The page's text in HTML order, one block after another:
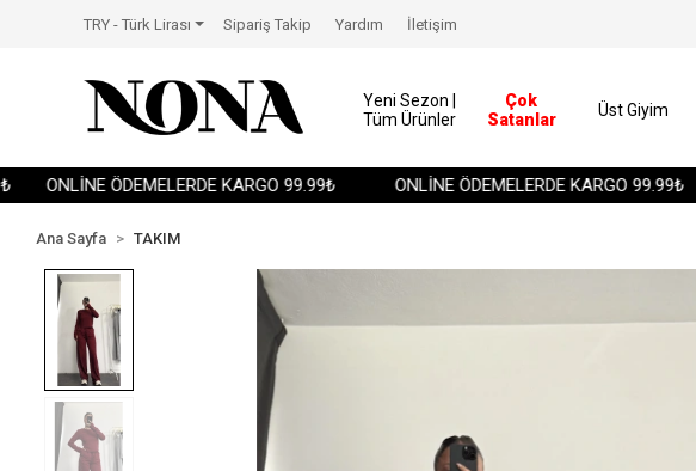
ONLİNE ÖDEMELERDE KARGO 99.99₺ ONLİNE ÖDEMELERDE KARGO 99.99₺
TRY - Türk Lirası Sipariş Takip Yardım İletişim
Yeni Sezon |
Tüm Ürünler
Çok
Satanlar
Üst Giyim
Ana Sayfa TAKIM